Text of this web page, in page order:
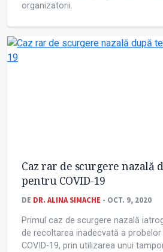
organizatorii.
Caz rar de scurgere nazală
pentru COVID-19
DE DR. ALINA SIMACHE - OCT. 9, 2020
Primul caz de scurgere nazală
de recoltarea inadecvată a
COVID-19, prin utilizarea unui